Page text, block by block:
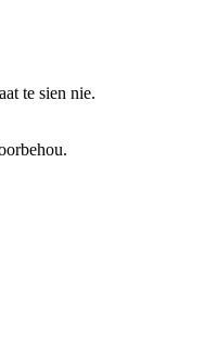
te sien nie.